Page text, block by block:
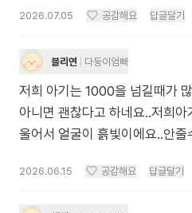
2026.07.05 공감해요 답글달기
블리연 다둥이엄빠
저희 아기는 1000을 넘길때가
아니면 괜찮다고 하네요..저희
울어서 얼굴이 흙빛이에요..안
2026.06.15 공감해요 답글달기